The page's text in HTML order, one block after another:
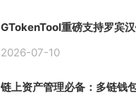
GTokenTool重磅支持罗宾
程全解析
2026-07-10
链上资产管理必备：多链钱